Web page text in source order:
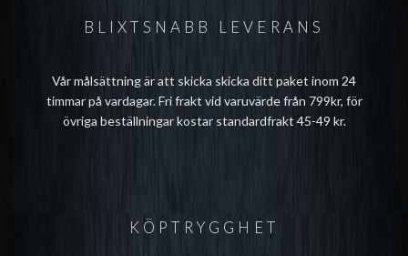
BLIXTSNABB LEVERANS
Vår målsättning är att skicka skicka ditt paket inom 24
timmar på vardagar. Fri frakt vid varuvärde från 799kr, för
övriga beställningar kostar standardfrakt 45-49 kr.
KÖPTRYGGHET